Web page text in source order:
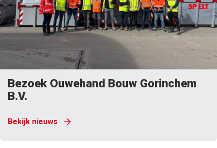
Bezoek Ouwehand Bouw Gorinchem
B.V.
Bekijk nieuws